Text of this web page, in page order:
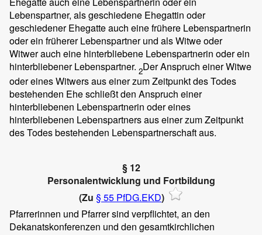
Lebenspartner, als geschiedene Ehegattin oder
geschiedener Ehegatte auch eine frühere Lebenspartnerin
oder ein früherer Lebenspartner und als Witwe oder
Witwer auch eine hinterbliebene Lebenspartnerin oder ein
hinterbliebener Lebenspartner. 2Der Anspruch einer Witwe
oder eines Witwers aus einer zum Zeitpunkt des Todes
bestehenden Ehe schließt den Anspruch einer
hinterbliebenen Lebenspartnerin oder eines
hinterbliebenen Lebenspartners aus einer zum Zeitpunkt
des Todes bestehenden Lebenspartnerschaft aus.
§ 12
Personalentwicklung und Fortbildung
(Zu § 55 PfDG.EKD)
Pfarrerinnen und Pfarrer sind verpflichtet, an den
Dekanatskonferenzen und den gesamtkirchlichen